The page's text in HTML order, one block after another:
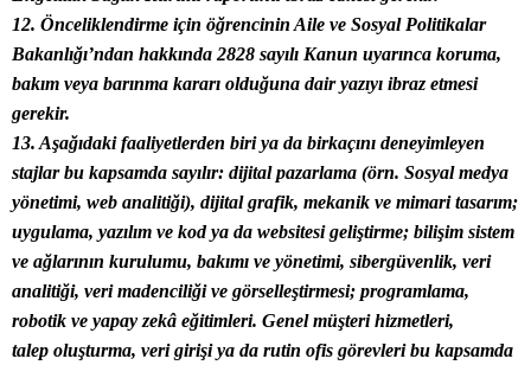
12. Önceliklendirme için öğrencinin Aile ve Sosyal Politikalar
Bakanlığı’ndan hakkında 2828 sayılı Kanun uyarınca koruma,
bakım veya barınma kararı olduğuna dair yazıyı ibraz etmesi
gerekir.
13. Aşağıdaki faaliyetlerden biri ya da birkaçını deneyimleyen
stajlar bu kapsamda sayılır: dijital pazarlama (örn. Sosyal medya
yönetimi, web analitiği), dijital grafik, mekanik ve mimari tasarım;
uygulama, yazılım ve kod ya da websitesi geliştirme; bilişim sistem
ve ağlarının kurulumu, bakımı ve yönetimi, sibergüvenlik, veri
analitiği, veri madenciliği ve görselleştirmesi; programlama,
robotik ve yapay zekâ eğitimleri. Genel müşteri hizmetleri,
talep oluşturma, veri girişi ya da rutin ofis görevleri bu kapsamda